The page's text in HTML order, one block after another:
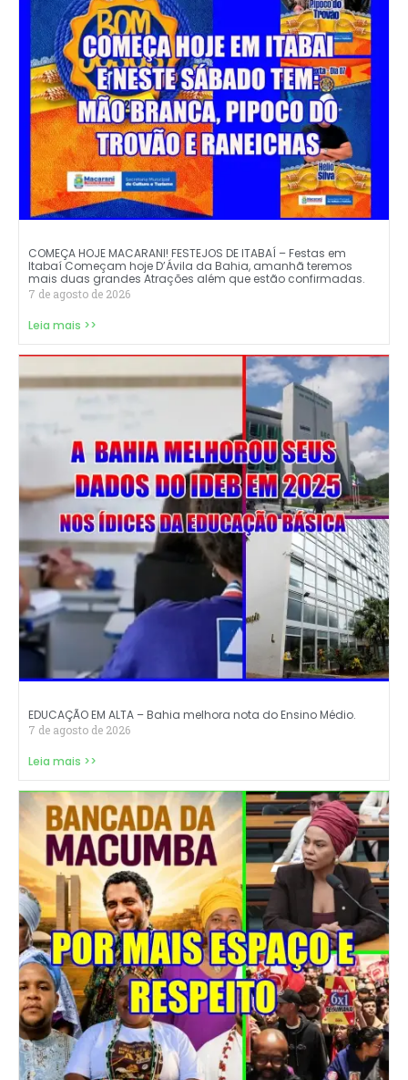
COMEÇA HOJE MACARANI! FESTEJOS DE ITABAÍ – Festas em
Itabaí Começam hoje D’Ávila da Bahia, amanhã teremos
mais duas grandes Atrações além que estão confirmadas.
7 de agosto de 2026
Leia mais >>
EDUCAÇÃO EM ALTA – Bahia melhora nota do Ensino Médio.
7 de agosto de 2026
Leia mais >>